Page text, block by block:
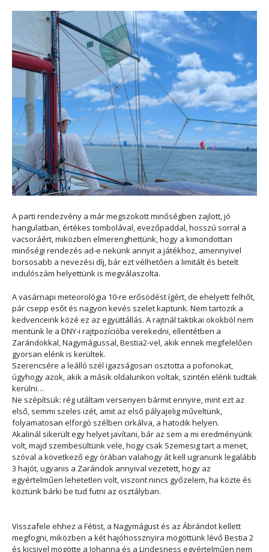
A parti rendezvény a már megszokott minőségben zajlott, jó
hangulatban, értékes tombolával, evezőpaddal, hosszú sorral a
vacsoráért, miközben elmerenghettünk, hogy a kimondottan
minőségi rendezés ad-e nekünk annyit a játékhoz, amennyivel
borsosabb a nevezési díj, bár ezt vélhetően a limitált és betelt
indulószám helyettünk is megválaszolta.
A vasárnapi meteorológia 10-re erősödést ígért, de ehelyett felhőt,
pár csepp esőt és nagyon kevés szelet kaptunk. Nem tartozik a
kedvenceink közé ez az együttállás. A rajtnál taktikai okokból nem
mentünk le a DNY-i rajtpozícióba verekedni, ellentétben a
Zarándokkal, Nagymágussal, Bestia2-vel, akik ennek megfelelően
gyorsan elénk is kerültek.
Szerencsére a leálló szél igazságosan osztotta a pofonokat,
úgyhogy azok, akik a másik oldalunkon voltak, szintén elénk tudtak
kerülni…
Ne szépítsük: rég utáltam versenyen bármit ennyire, mint ezt az
első, semmi szeles izét, amit az első pályajelig műveltünk,
folyamatosan elforgó szélben cirkálva, a hatodik helyen.
Akalinál sikerült egy helyet javítani, bár az sem a mi eredményünk
volt, majd szembesültünk vele, hogy csak Szemesig tart a menet,
szóval a következő egy órában valahogy át kell ugranunk legalább
3 hajót, ugyanis a Zarándok annyival vezetett, hogy az
egyértelműen lehetetlen volt, viszont nincs győzelem, ha közte és
köztünk bárki be tud futni az osztályban.
Visszafele ehhez a Fétist, a Nagymágust és az Ábrándot kellett
megfogni, miközben a két hajóhossznyira mögöttünk lévő Bestia 2
és kicsivel mögötte a Johanna és a Lindesness egyértelműen nem